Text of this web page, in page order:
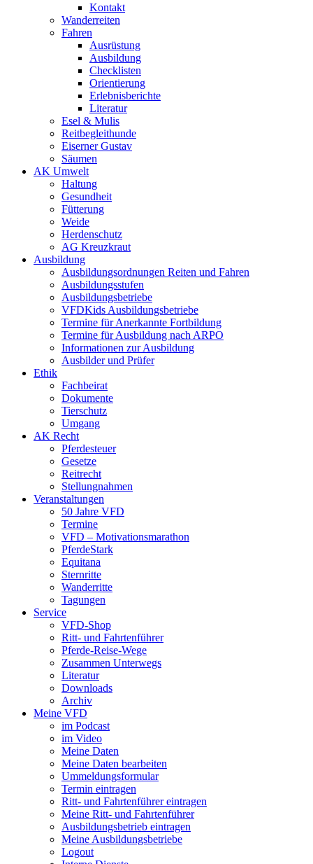
Kontakt
Wanderreiten
Fahren
Ausrüstung
Ausbildung
Checklisten
Orientierung
Erlebnisberichte
Literatur
Esel & Mulis
Reitbegleithunde
Eiserner Gustav
Säumen
AK Umwelt
Haltung
Gesundheit
Fütterung
Weide
Herdenschutz
AG Kreuzkraut
Ausbildung
Ausbildungsordnungen Reiten und Fahren
Ausbildungsstufen
Ausbildungsbetriebe
VFDKids Ausbildungsbetriebe
Termine für Anerkannte Fortbildung
Termine für Ausbildung nach ARPO
Informationen zur Ausbildung
Ausbilder und Prüfer
Ethik
Fachbeirat
Dokumente
Tierschutz
Umgang
AK Recht
Pferdesteuer
Gesetze
Reitrecht
Stellungnahmen
Veranstaltungen
50 Jahre VFD
Termine
VFD – Motivationsmarathon
PferdeStark
Equitana
Sternritte
Wanderritte
Tagungen
Service
VFD-Shop
Ritt- und Fahrtenführer
Pferde-Reise-Wege
Zusammen Unterwegs
Literatur
Downloads
Archiv
Meine VFD
im Podcast
im Video
Meine Daten
Meine Daten bearbeiten
Ummeldungsformular
Termin eintragen
Ritt- und Fahrtenführer eintragen
Meine Ritt- und Fahrtenführer
Ausbildungsbetrieb eintragen
Meine Ausbildungsbetriebe
Logout